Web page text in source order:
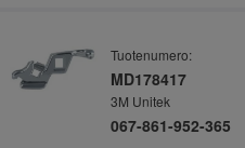
Tuotenumero:
MD178417
3M Unitek
067-861-952-365